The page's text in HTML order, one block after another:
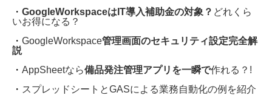
・ GoogleWorkspaceはIT導入補助金の対象？ どれくら
いお得になる？
・ GoogleWorkspace管理画面のセキュリティ設定完全解
説
・ AppSheetなら備品発注管理アプリを一瞬で作れる？!
・ スプレッドシートとGASによる業務自動化の例を紹介